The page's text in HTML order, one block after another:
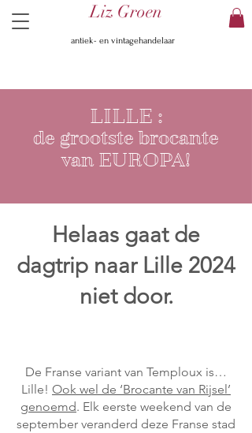
Liz Groen
antiek- en vintagehandelaar
LILLE :
de grootste brocante
van EUROPA!
Helaas gaat de
dagtrip naar Lille 2024
niet door.
De Franse variant van Temploux is…
Lille! Ook wel de ‘Brocante van Rijsel’
genoemd. Elk eerste weekend van de
september veranderd deze Franse stad